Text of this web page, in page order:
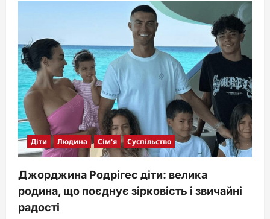
Діти Людина Сім'я Суспільство
Джорджина Родрігес діти: велика
родина, що поєднує зірковість і звичайні
радості